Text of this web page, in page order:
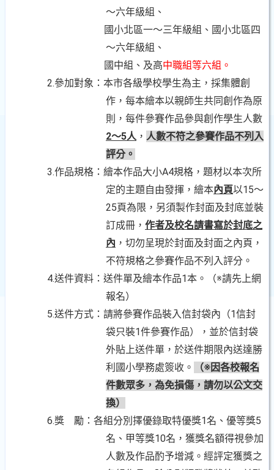
～六年級組、
國小北區一～三年級組、國小北區四
～六年級組、
國中組、及高中職組等六組。
2.參加對象：本市各級學校學生為主，採集體創
作，每本繪本以親師生共同創作為原
則，每件參賽作品參與創作學生人數
2～5人， 人數不符之參賽作品不列入
評分。
3.作品規格：繪本作品大小A4規格，題材以本次所
定的主題自由發揮，繪本內頁以15～
25頁為限，另須製作封面及封底並裝
訂成冊， 作者及校名請書寫於封底之
內 ，切勿呈現於封面及封面之內頁，
不符規格之參賽作品不列入評分。
4.送件資料：送件單及繪本作品1本。（※請先上網
報名）
5.送件方式：請將參賽作品裝入信封袋內（1信封
袋只裝1件參賽作品），並於信封袋
外貼上送件單，於送件期限內送達勝
利國小學務處簽收。
（※因各校報名
件數眾多，為免損傷，請勿以公文交
換）
6.獎
勵：各組分別擇優錄取特優獎1名、優等獎5
名、甲等獎10名，獲獎名額得視參加
人數及作品酌予增減。經評定獲獎之